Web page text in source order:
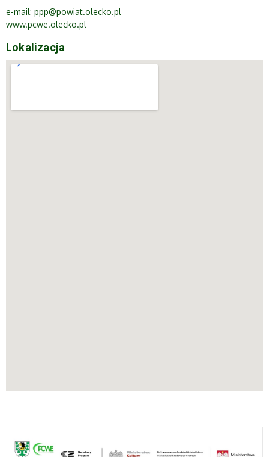
e-mail: ppp@powiat.olecko.pl
www.pcwe.olecko.pl
Lokalizacja